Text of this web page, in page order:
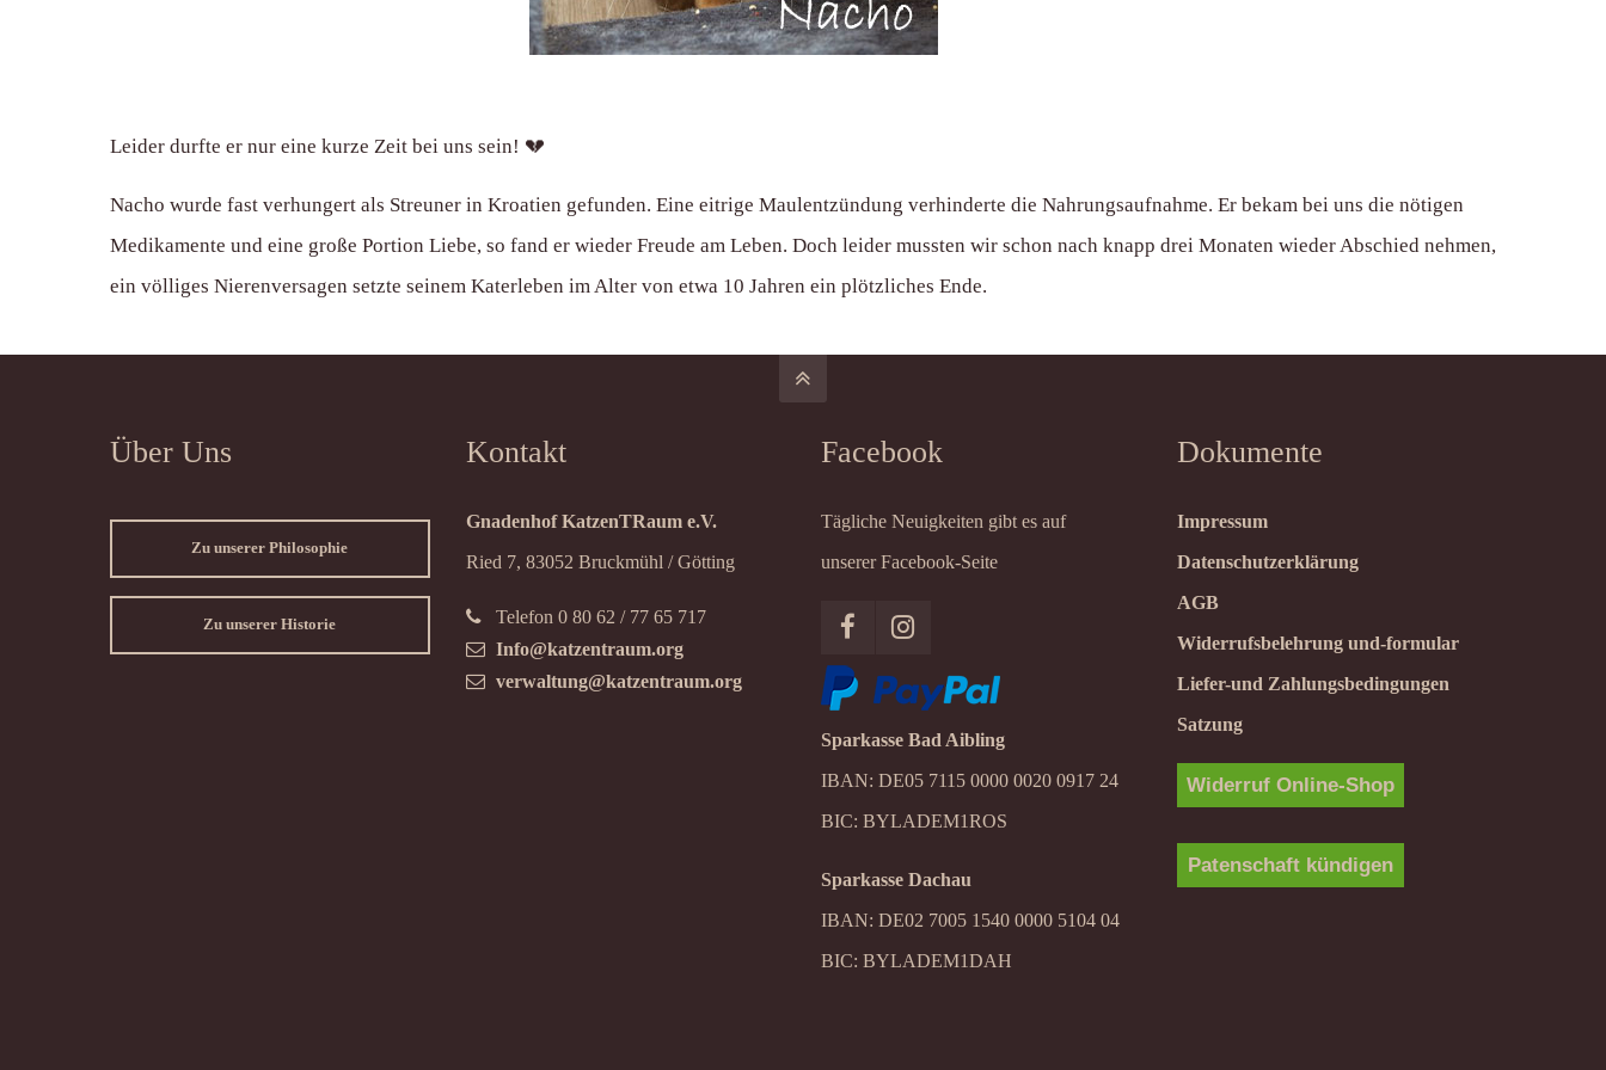
Leider durfte er nur eine kurze Zeit bei uns sein! 💔
Nacho wurde fast verhungert als Streuner in Kroatien gefunden. Eine eitrige Maulentzündung verhinderte die Nahrungsaufnahme. Er bekam bei uns die nötigen
Medikamente und eine große Portion Liebe, so fand er wieder Freude am Leben. Doch leider mussten wir schon nach knapp drei Monaten wieder Abschied nehmen,
ein völliges Nierenversagen setzte seinem Katerleben im Alter von etwa 10 Jahren ein plötzliches Ende.
Über Uns
Zu unserer Philosophie
Zu unserer Historie
Kontakt
Gnadenhof KatzenTRaum e.V.
Ried 7, 83052 Bruckmühl / Götting
Telefon 0 80 62 / 77 65 717
Info@katzentraum.org
verwaltung@katzentraum.org
Facebook
Tägliche Neuigkeiten gibt es auf
unserer Facebook-Seite
Sparkasse Bad Aibling
IBAN: DE05 7115 0000 0020 0917 24
BIC: BYLADEM1ROS
Sparkasse Dachau
IBAN: DE02 7005 1540 0000 5104 04
BIC: BYLADEM1DAH
Dokumente
Impressum
Datenschutzerklärung
AGB
Widerrufsbelehrung und-formular
Liefer-und Zahlungsbedingungen
Satzung
Widerruf Online-Shop
Patenschaft kündigen